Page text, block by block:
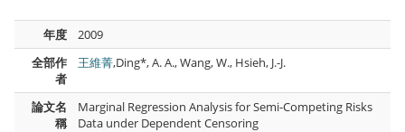
年度
2009
全部作
者
王維菁,Ding*, A. A., Wang, W., Hsieh, J.-J.
論文名
稱
Marginal Regression Analysis for Semi-Competing Risks
Data under Dependent Censoring